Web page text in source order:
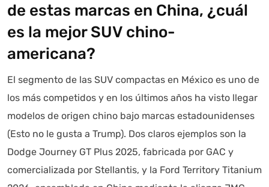
de estas marcas en China, ¿cuál
es la mejor SUV chino-
americana?
El segmento de las SUV compactas en México es uno de
los más competidos y en los últimos años ha visto llegar
modelos de origen chino bajo marcas estadounidenses
(Esto no le gusta a Trump). Dos claros ejemplos son la
Dodge Journey GT Plus 2025, fabricada por GAC y
comercializada por Stellantis, y la Ford Territory Titanium